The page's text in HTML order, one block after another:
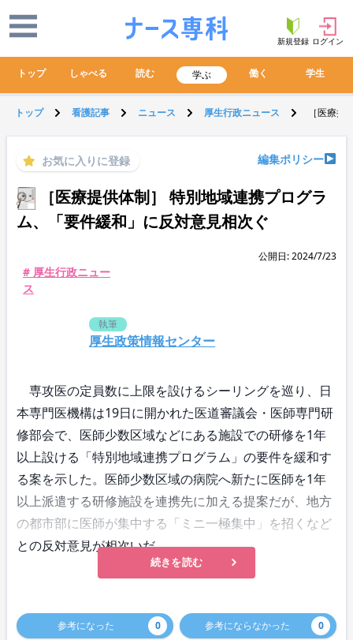
新規登録 ログイン
トップ しゃべる 読む 学ぶ 働く 学生
トップ 看護記事 ニュース 厚生行政ニュース ［医療
お気に入りに登録 編集ポリシー
［医療提供体制］ 特別地域連携プログラ
ム、「要件緩和」に反対意見相次ぐ
公開日: 2024/7/23
# 厚生行政ニュー
ス
執筆
厚生政策情報センター
専攻医の定員数に上限を設けるシーリングを巡り、日
本専門医機構は19日に開かれた医道審議会・医師専門研
修部会で、医師少数区域などにある施設での研修を1年
以上設ける「特別地域連携プログラム」の要件を緩和す
る案を示した。医師少数区域の病院へ新たに医師を1年
以上派遣する研修施設を連携先に加える提案だが、地方
の都市部に医師が集中する「ミニ一極集中」を招くなど
との反対意見が相次いだ。
続きを読む
参考になった 0 参考にならなかった 0